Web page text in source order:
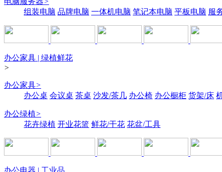
组装电脑 品牌电脑 一体机电脑 笔记本电脑 平板电脑 服
办公家具 | 绿植鲜花
>
办公家具>
办公桌 会议桌 茶桌 沙发/茶几 办公椅 办公橱柜 货架/床
办公绿植>
花卉绿植 开业花篮 鲜花/干花 花盆/工具
办公电器 | 工业品